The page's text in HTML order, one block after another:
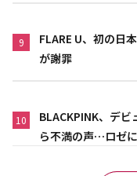
9
FLARE U、初の日
が謝罪
10
BLACKPINK、デ
ら不満の声…ロゼ